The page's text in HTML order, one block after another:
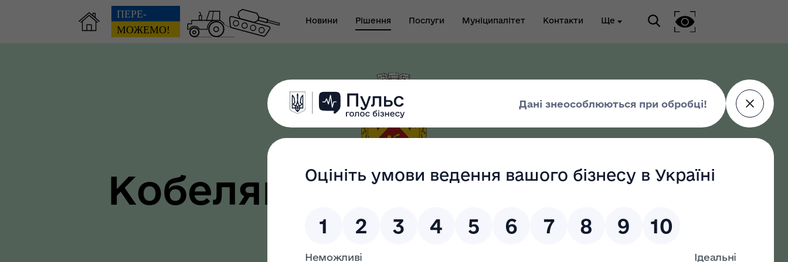
Новини Рішення Послуги Муніципалітет Контакти Ще
Звіт виконуючого
повноваження міського
голови-секретаря міської
Кобеляцька територіальна
громада